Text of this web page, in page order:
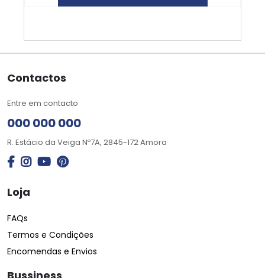
Contactos
Entre em contacto
000 000 000
R. Estácio da Veiga Nº7A, 2845-172 Amora
Loja
FAQs
Termos e Condições
Encomendas e Envios